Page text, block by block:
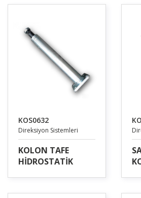
KOS0632
Direksiyon Sistemleri
KOLON TAFE
HİDROSTATİK